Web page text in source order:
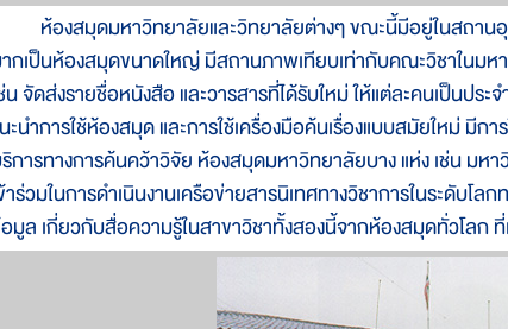
ห้องสมุดมหาวิทยาลัยและวิทยาลัยต่างๆ ขณะนี้มีอยู่ในสถานอุ
กเป็นห้องสมุดขนาดใหญ่ มีสถานภาพเทียบเท่ากับคณะวิชาในม
น จัดส่งรายชื่อหนังสือ และวารสารที่ได้รับใหม่ ให้แต่ละคนเป็นปร
ะนำการใช้ห้องสมุด และการใช้เครื่องมือค้นเรื่องแบบสมัยใหม่ มีก
การทางการค้นคว้าวิจัย ห้องสมุดมหาวิทยาลัยบาง แห่ง เช่น มห
าร่วมในการดำเนินงานเครือข่ายสารนิเทศทางวิชาการในระดับโ
มูล เกี่ยวกับสื่อความรู้ในสาขาวิชาทั้งสองนี้จากห้องสมุดทั่วโลก ที่